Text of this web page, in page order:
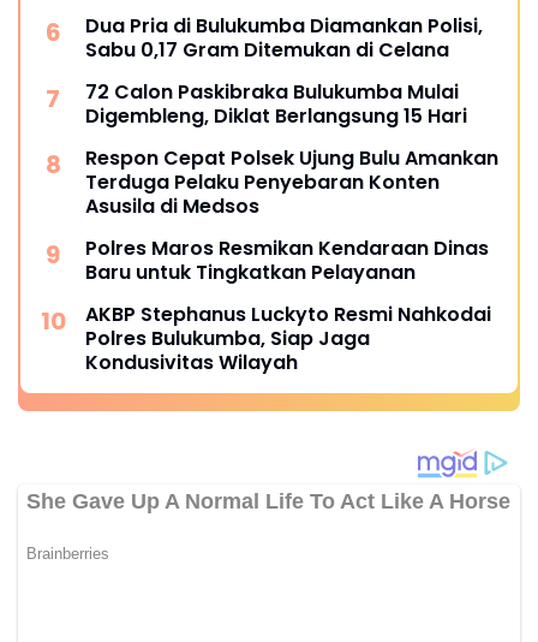
Dua Pria di Bulukumba Diamankan Polisi,
Sabu 0,17 Gram Ditemukan di Celana
72 Calon Paskibraka Bulukumba Mulai
Digembleng, Diklat Berlangsung 15 Hari
Respon Cepat Polsek Ujung Bulu Amankan
Terduga Pelaku Penyebaran Konten
Asusila di Medsos
Polres Maros Resmikan Kendaraan Dinas
Baru untuk Tingkatkan Pelayanan
AKBP Stephanus Luckyto Resmi Nahkodai
Polres Bulukumba, Siap Jaga
Kondusivitas Wilayah